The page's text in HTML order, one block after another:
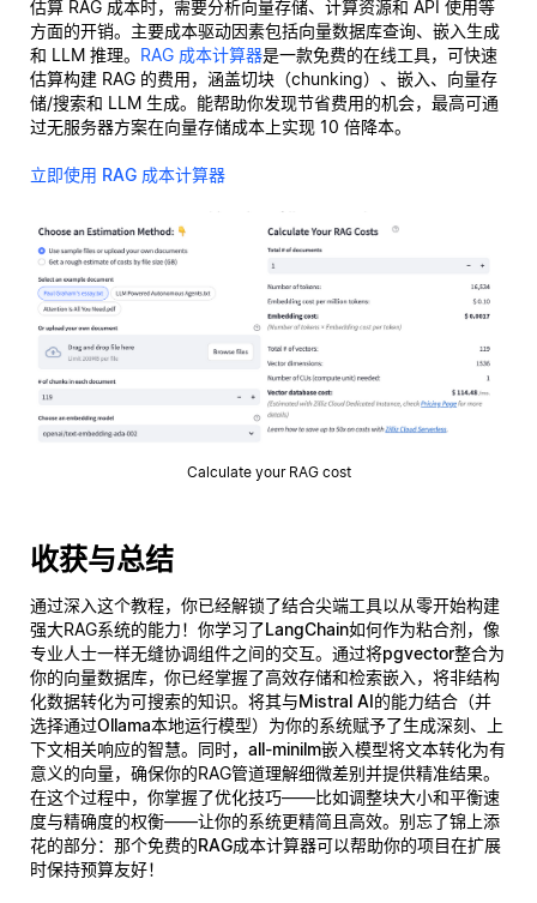
估算 RAG 成本时，需要分析向量存储、计算资源和 API 使用等
方面的开销。主要成本驱动因素包括向量数据库查询、嵌入生成
和 LLM 推理。 RAG 成本计算器是一款免费的在线工具，可快速
估算构建 RAG 的费用，涵盖切块（chunking）、嵌入、向量存
储/搜索和 LLM 生成。能帮助你发现节省费用的机会，最高可通
过无服务器方案在向量存储成本上实现 10 倍降本。
立即使用 RAG 成本计算器
Calculate your RAG cost
收获与总结
通过深入这个教程，你已经解锁了结合尖端工具以从零开始构建
强大RAG系统的能力！你学习了LangChain如何作为粘合剂，像
专业人士一样无缝协调组件之间的交互。通过将pgvector整合为
你的向量数据库，你已经掌握了高效存储和检索嵌入，将非结构
化数据转化为可搜索的知识。将其与Mistral AI的能力结合（并
选择通过Ollama本地运行模型）为你的系统赋予了生成深刻、上
下文相关响应的智慧。同时， all-minilm嵌入模型将文本转化为有
意义的向量，确保你的RAG管道理解细微差别并提供精准结果。
在这个过程中，你掌握了优化技巧——比如调整块大小和平衡速
度与精确度的权衡——让你的系统更精简且高效。别忘了锦上添
花的部分：那个免费的RAG成本计算器可以帮助你的项目在扩展
时保持预算友好！